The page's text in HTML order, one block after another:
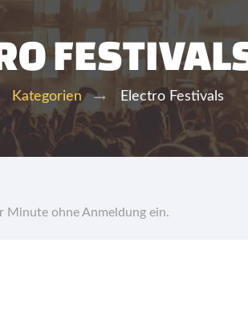
Kategorien Electro Festivals
Minute ohne Anmeldung ein.